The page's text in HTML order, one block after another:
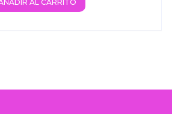
de 5
AL CARRITO